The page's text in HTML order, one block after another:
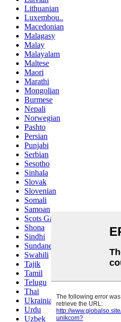
Lithuanian
Luxembou..
Macedonian
Malagasy
Malay
Malayalam
Maltese
Maori
Marathi
Mongolian
Burmese
Nepali
Norwegian
Pashto
Persian
Punjabi
Serbian
Sesotho
Sinhala
Slovak
Slovenian
Somali
Samoan
Scots Gaelic
Shona
Sindhi
Sundanese
Swahili
Tajik
Tamil
Telugu
Thai
Ukrainian
Urdu
Uzbek